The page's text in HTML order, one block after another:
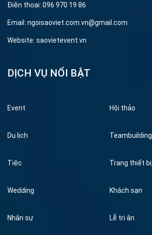
Điện thoại: 096 970 19 86
Email: ngoisaoviet.com.vn@gmail.com
Website: saovietevent.vn
DỊCH VỤ NỔI BẬT
Event Hội thảo
Du lịch Teambuilding
Tiệc Trang thiết bị
Wedding Khách sạn
Nhân sự Lễ tri ân